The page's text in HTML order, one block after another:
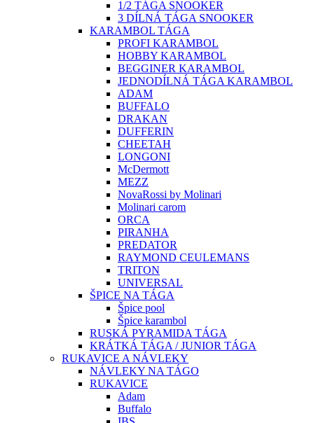
1/2 TÁGA SNOOKER
3 DÍLNÁ TÁGA SNOOKER
KARAMBOL TÁGA
PROFI KARAMBOL
HOBBY KARAMBOL
BEGGINER KARAMBOL
JEDNODÍLNÁ TÁGA KARAMBOL
ADAM
BUFFALO
DRAKAN
DUFFERIN
CHEETAH
LONGONI
McDermott
MEZZ
NovaRossi by Molinari
Molinari carom
ORCA
PIRANHA
PREDATOR
RAYMOND CEULEMANS
TRITON
UNIVERSAL
ŠPICE NA TÁGA
Špice pool
Špice karambol
RUSKÁ PYRAMIDA TÁGA
KRÁTKÁ TÁGA / JUNIOR TÁGA
RUKAVICE A NÁVLEKY
NÁVLEKY NA TÁGO
RUKAVICE
Adam
Buffalo